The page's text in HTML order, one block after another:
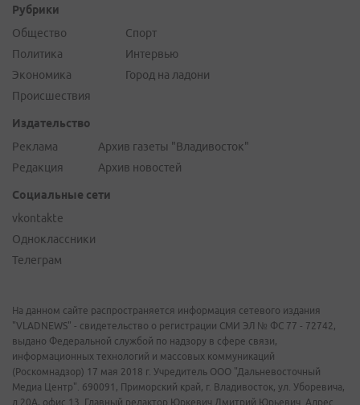
Рубрики
Общество
Политика
Экономика
Происшествия
Спорт
Интервью
Город на ладони
Издательство
Реклама
Редакция
Архив газеты "Владивосток"
Архив новостей
Социальные сети
vkontakte
Одноклассники
Телеграм
На данном сайте распространяется информация сетевого издания
"VLADNEWS" - свидетельство о регистрации СМИ ЭЛ № ФС 77 - 72742,
выдано Федеральной службой по надзору в сфере связи,
информационных технологий и массовых коммуникаций
(Роскомнадзор) 17 мая 2018 г. Учредитель ООО "Дальневосточный
Медиа Центр". 690091, Приморский край, г. Владивосток, ул. Уборевича,
д.20А, офис 13. Главный редактор Юркевич Дмитрий Юрьевич. Адрес